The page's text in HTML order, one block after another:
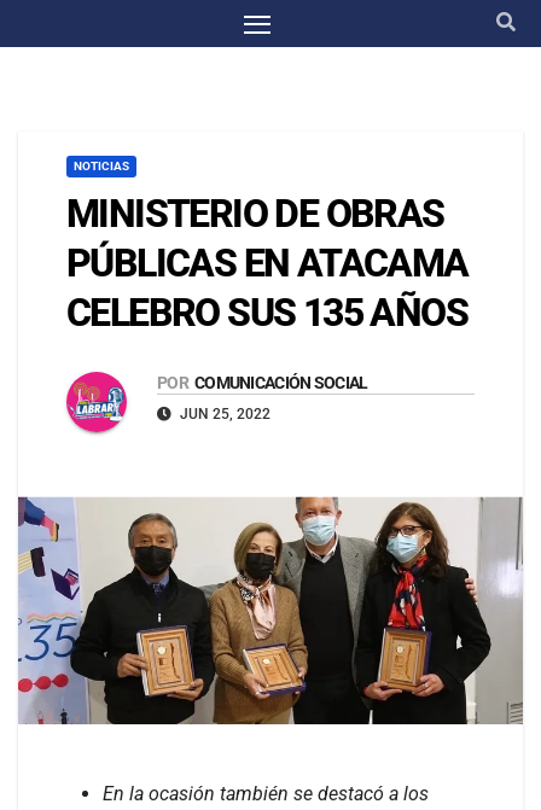
NOTICIAS
MINISTERIO DE OBRAS
PÚBLICAS EN ATACAMA
CELEBRO SUS 135 AÑOS
POR COMUNICACIÓN SOCIAL
JUN 25, 2022
En la ocasión también se destacó a los